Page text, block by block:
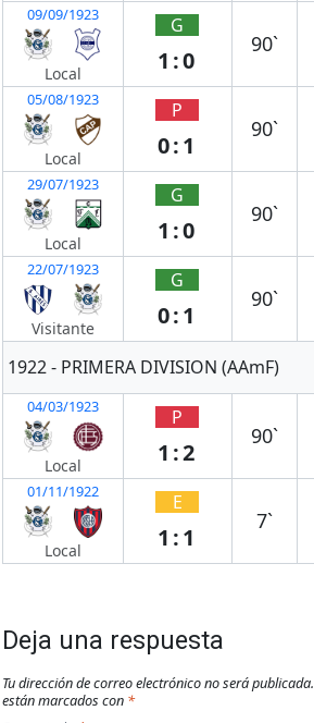
09/09/1923
Local
G
1:0
90`
05/08/1923
Local
P
0:1
90`
29/07/1923
Local
G
1:0
90`
22/07/1923
Visitante
G
0:1
90`
1922 - PRIMERA DIVISION (AAmF)
04/03/1923
Local
P
1:2
90`
01/11/1922
Local
E
1:1
7`
Deja una respuesta
Tu dirección de correo electrónico no será publicada.
están marcados con *